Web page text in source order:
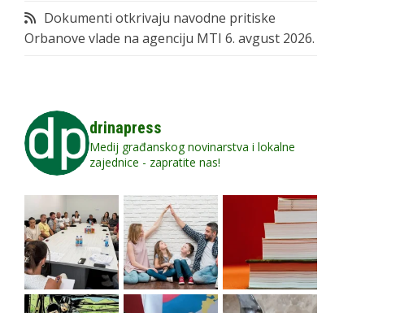
Dokumenti otkrivaju navodne pritiske
Orbanove vlade na agenciju MTI 6. avgust 2026.
drinapress
Medij građanskog novinarstva i lokalne
zajednice - zapratite nas!